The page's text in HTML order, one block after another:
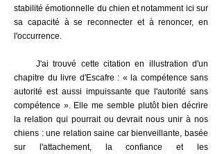
stabilité émotionnelle du chien et notamment ici sur
sa capacité à se reconnecter et àrenoncer, en
l'occurrence.
J'ai trouvé cette citation en illustration d'un
chapitre du livre d'Escafre : « la compétence sans
autorité est aussi impuissante que l'autorité sans
compétence ». Elle me semble plutôt bien décrire
la relation qui pourrait ou devrait nous unir à nos
chiens : une relation saine car bienveillante, basée
sur l'attachement, la confiance et les